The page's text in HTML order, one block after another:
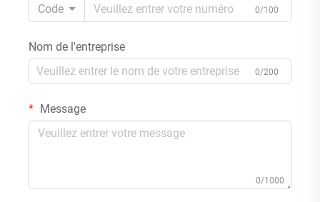
Code
0/100
Nom de l'entreprise
0/200
Message
0/1000